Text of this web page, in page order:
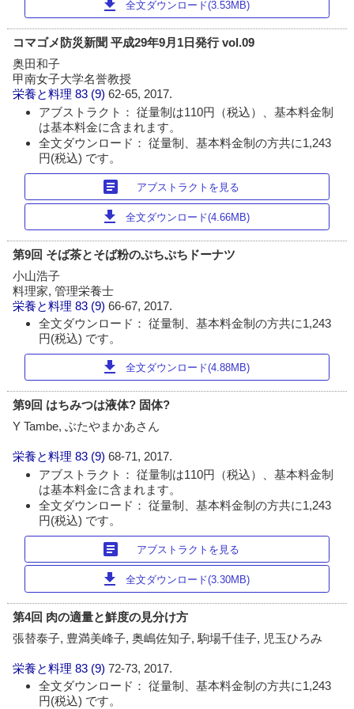
download 全文ダウンロード(3.53MB)
コマゴメ防災新聞 平成29年9月1日発行 vol.09
奥田和子
甲南女子大学名誉教授
栄養と料理 83 (9)62-65, 2017.
アブストラクト： 従量制は110円（税込）、基本料金制
は基本料金に含まれます。
全文ダウンロード： 従量制、基本料金制の方共に1,243
円(税込) です。
article アブストラクトを見る
download 全文ダウンロード(4.66MB)
第9回 そば茶とそば粉のぷちぷちドーナツ
小山浩子
料理家, 管理栄養士
栄養と料理 83 (9)66-67, 2017.
全文ダウンロード： 従量制、基本料金制の方共に1,243
円(税込) です。
download 全文ダウンロード(4.88MB)
第9回 はちみつは液体? 固体?
Y Tambe, ぶたやまかあさん
栄養と料理 83 (9)68-71, 2017.
アブストラクト： 従量制は110円（税込）、基本料金制
は基本料金に含まれます。
全文ダウンロード： 従量制、基本料金制の方共に1,243
円(税込) です。
article アブストラクトを見る
download 全文ダウンロード(3.30MB)
第4回 肉の適量と鮮度の見分け方
張替泰子, 豊満美峰子, 奥嶋佐知子, 駒場千佳子, 児玉ひろみ
栄養と料理 83 (9)72-73, 2017.
全文ダウンロード： 従量制、基本料金制の方共に1,243
円(税込) です。